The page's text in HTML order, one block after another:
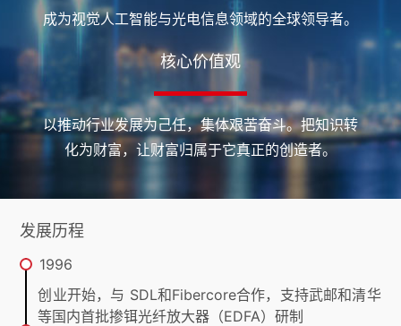
成为视觉人工智能与光电信息领域的全球领导者。
核心价值观
以推动行业发展为己任，集体艰苦奋斗。把知识转
化为财富，让财富归属于它真正的创造者。
发展历程
1996
创业开始，与 SDL和Fibercore合作，支持武邮和清华
等国内首批掺铒光纤放大器（EDFA）研制